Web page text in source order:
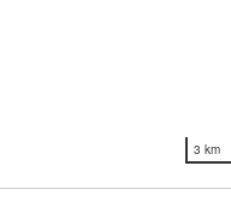
3 km